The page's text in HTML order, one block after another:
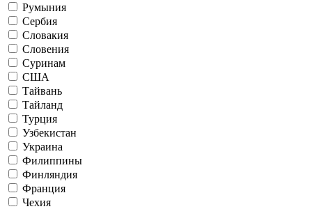
Румыния
Сербия
Словакия
Словения
Суринам
США
Тайвань
Тайланд
Турция
Узбекистан
Украина
Филиппины
Финляндия
Франция
Чехия